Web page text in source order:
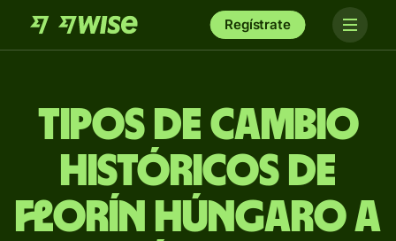
Regístrate
Tipos de Cambio
Históricos de
florín húngaro a